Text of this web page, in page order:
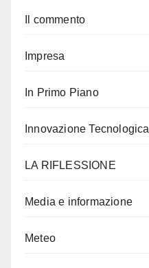
Il commento
Impresa
In Primo Piano
Innovazione Tecnologica
LA RIFLESSIONE
Media e informazione
Meteo